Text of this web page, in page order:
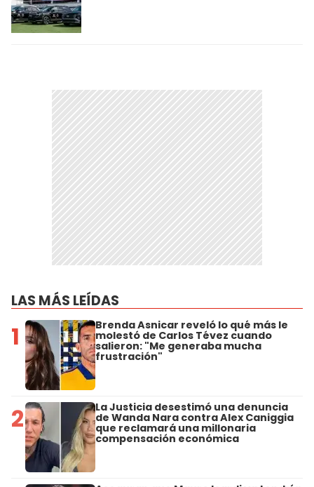
LAS MÁS LEÍDAS
1 Brenda Asnicar reveló lo qué más le
molestó de Carlos Tévez cuando
salieron: "Me generaba mucha
frustración"
2 La Justicia desestimó una denuncia
de Wanda Nara contra Alex Caniggia
que reclamará una millonaria
compensación económica